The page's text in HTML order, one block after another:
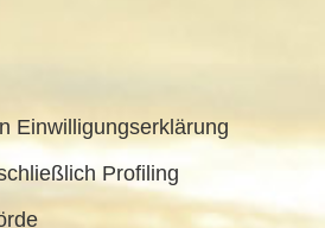
Profiling